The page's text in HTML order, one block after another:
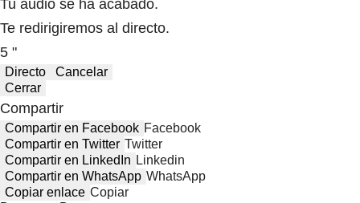
Tu audio se ha acabado.
Te redirigiremos al directo.
5 "
Directo
Cancelar
Cerrar
Compartir
Compartir en Facebook Facebook
Compartir en Twitter Twitter
Compartir en LinkedIn Linkedin
Compartir en WhatsApp WhatsApp
Copiar enlace Copiar